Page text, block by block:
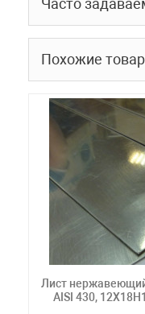
Часто
Похожие
Лист
AISI 430,